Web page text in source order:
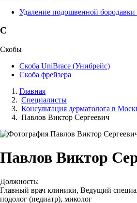
Удаление подошвенной
С
Скобы
Скоба UniBrace (Унибрейс)
Скоба фрейзера
Главная
Специалисты
Консультация дерматолога в
Павлов Виктор Сергеевич
Павлов Виктор
Должность:
Главный врач клиники, Ведущий
подолог (педиатр), миколог